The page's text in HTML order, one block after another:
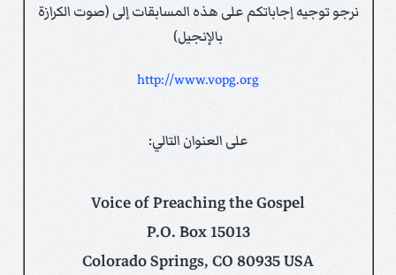
نرجو توجيه إجاباتكم على هذه المسابقات إلى (صوت الكرازة
بالإنجيل)
http://www.vopg.org
على العنوان التالي:
Voice of Preaching the Gospel
P.O. Box 15013
Colorado Springs, CO 80935 USA